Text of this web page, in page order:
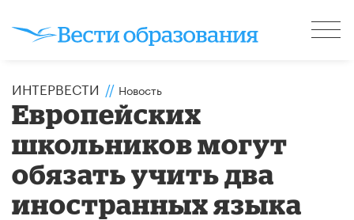
ИНТЕРВЕСТИ // Новость
Европейских
школьников могут
обязать учить два
иностранных языка